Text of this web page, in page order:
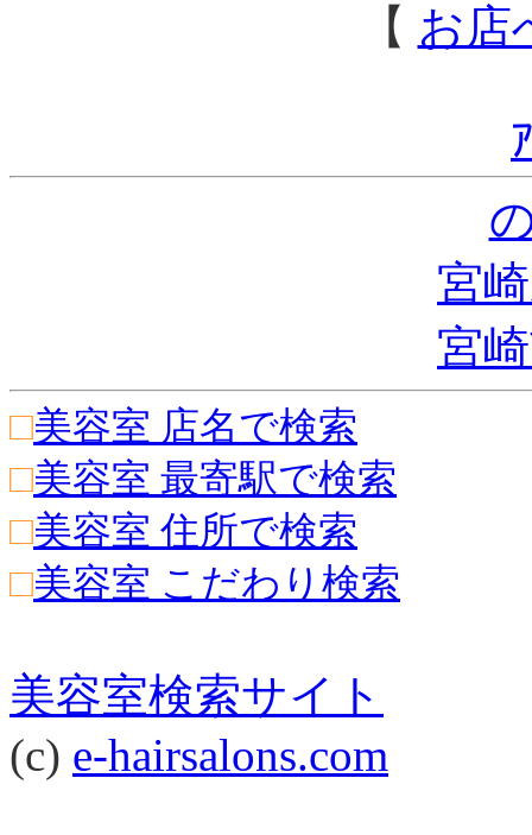
【 お店
宮
宮
□美容室 店名で検索
□美容室 最寄駅で検索
□美容室 住所で検索
□美容室 こだわり検索
美容室検索サイト
(c) e-hairsalons.com